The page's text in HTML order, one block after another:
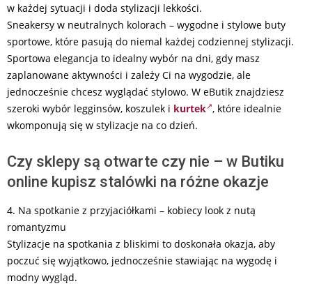
w każdej sytuacji i doda stylizacji lekkości.
Sneakersy w neutralnych kolorach – wygodne i stylowe buty
sportowe, które pasują do niemal każdej codziennej stylizacji.
Sportowa elegancja to idealny wybór na dni, gdy masz
zaplanowane aktywności i zależy Ci na wygodzie, ale
jednocześnie chcesz wyglądać stylowo. W eButik znajdziesz
szeroki wybór legginsów, koszulek i kurtek , które idealnie
wkomponują się w stylizacje na co dzień.
Czy sklepy są otwarte czy nie – w Butiku
online kupisz stalówki na różne okazje
4. Na spotkanie z przyjaciółkami – kobiecy look z nutą
romantyzmu
Stylizacje na spotkania z bliskimi to doskonała okazja, aby
poczuć się wyjątkowo, jednocześnie stawiając na wygodę i
modny wygląd.